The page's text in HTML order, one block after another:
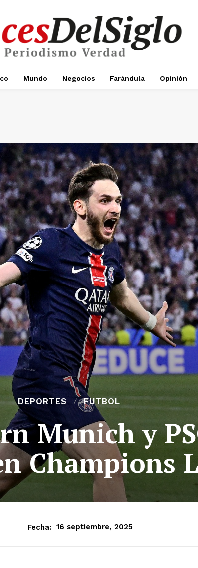
Mundo Negocios Farándula Opinión
DEPORTES FUTBOL
Munich y
Champions
Fecha: 16 septiembre, 2025